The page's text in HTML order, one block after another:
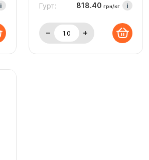
i Гурт: 818.40 грн/кг i